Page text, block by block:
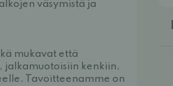
väsymistä ja
mukavat että
jalkamuotoisiin kenkiin,
Tavoitteenamme on